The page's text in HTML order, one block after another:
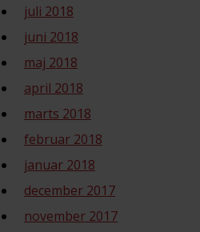
juli 2018
juni 2018
maj 2018
april 2018
marts 2018
februar 2018
januar 2018
december 2017
november 2017